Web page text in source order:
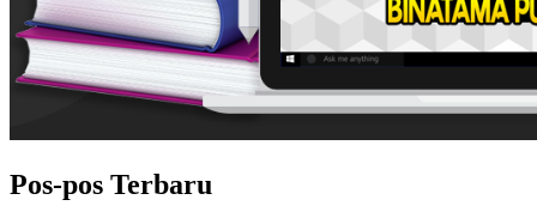
Pos-pos Terbaru